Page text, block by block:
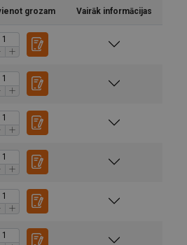
grozam Vairāk informācijas